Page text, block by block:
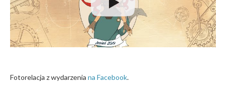
Fotorelacja z wydarzenia na Facebook.